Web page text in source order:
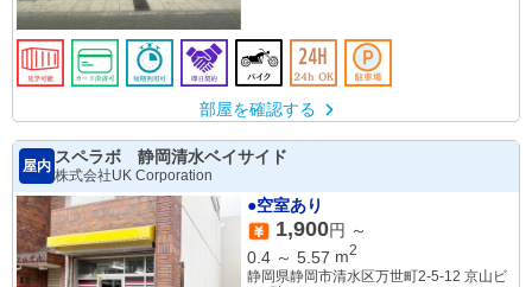
部屋を確認する
屋内
スペラボ 静岡清水ベイサイド
株式会社UK Corporation
●空室あり
1,900円 ～
0.4 ～ 5.57 m2
静岡県静岡市清水区万世町2-5-12 京山ビ